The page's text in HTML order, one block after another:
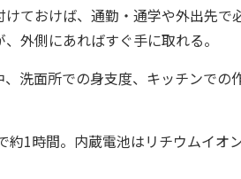
ておけば、通勤・通学や外出先で
外側にあればすぐ手に取れる。
洗面所での身支度、キッチンでの
1時間。内蔵電池はリチウムイオ